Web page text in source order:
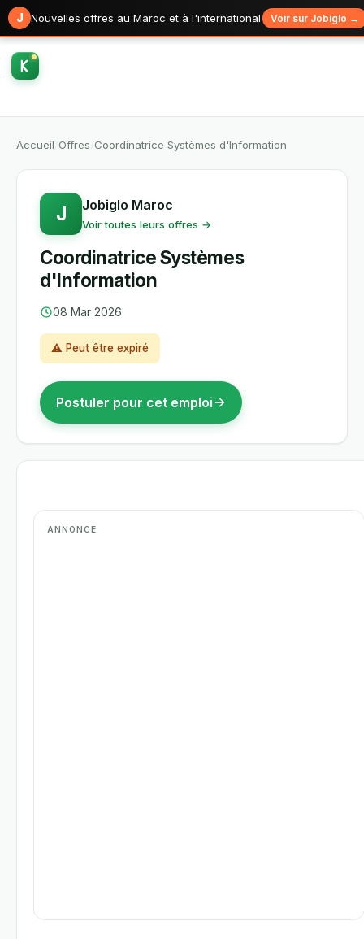
J Nouvelles offres au Maroc et à l'international Voir sur Jobiglo →
Accueil Offres Coordinatrice Systèmes d'Information
J Jobiglo Maroc
Voir toutes leurs offres →
Coordinatrice Systèmes
d'Information
08 Mar 2026
⚠ Peut être expiré
Postuler pour cet emploi